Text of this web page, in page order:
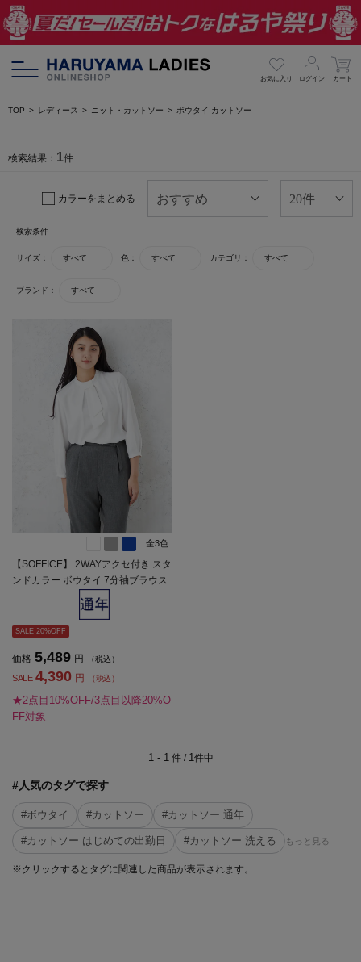
お気に入り ログイン カート
TOP レディース ニット・カットソー ボウタイ カットソー
検索結果： 1件
カラーをまとめる
検索条件
サイズ： すべて 色： すべて カテゴリ： すべて
ブランド： すべて
全3色
【SOFFICE】 2WAYアクセ付き スタ
ンドカラー ボウタイ 7分袖ブラウス
カットソー ソフィーチェ 通年 【レ
SALE 20%OFF
価格 5,489 円 （税込）
SALE 4,390 円 （税込）
★2点目10%OFF/3点目以降20%O
FF対象
1 - 1件 / 1件中
#人気のタグで探す
#ボウタイ #カットソー #カットソー 通年
#カットソー はじめての出勤日 #カットソー 洗える もっと見る
※クリックするとタグに関連した商品が表示されます。